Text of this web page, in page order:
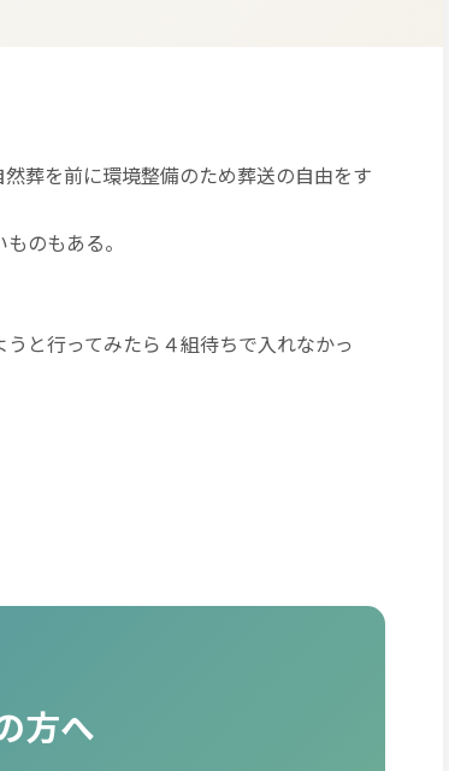
葬を前に環境整備のため葬送の自由をす
のもある。
と行ってみたら４組待ちで入れなかっ
方へ